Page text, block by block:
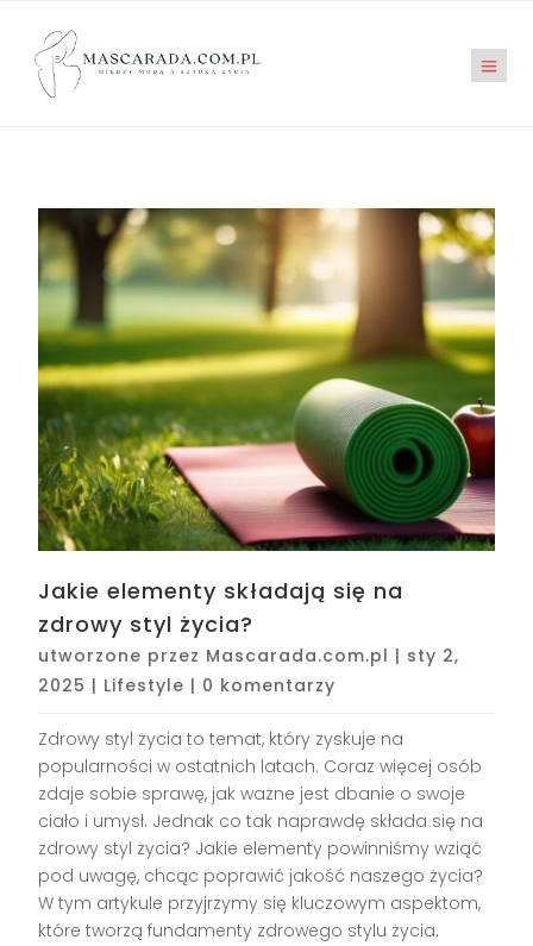
Jakie elementy składają się na
zdrowy styl życia?
utworzone przez Mascarada.com.pl | sty 2,
2025 | Lifestyle | 0 komentarzy
Zdrowy styl życia to temat, który zyskuje na
popularności w ostatnich latach. Coraz więcej osób
zdaje sobie sprawę, jak ważne jest dbanie o swoje
ciało i umysł. Jednak co tak naprawdę składa się na
zdrowy styl życia? Jakie elementy powinniśmy wziąć
pod uwagę, chcąc poprawić jakość naszego życia?
W tym artykule przyjrzymy się kluczowym aspektom,
które tworzą fundamenty zdrowego stylu życia.